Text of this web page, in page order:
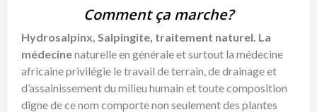
Comment ça marche?
Hydrosalpinx, Salpingite, traitement naturel. La
médecinenaturelle en générale et surtout la médecine
africaine privilégie le travail de terrain, de drainage et
d’assainissement du milieu humain et toute composition
digne de ce nom comporte non seulement des plantes